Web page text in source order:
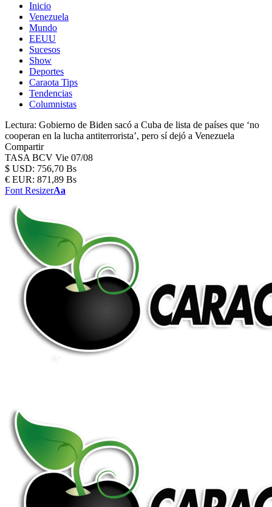
Inicio
Venezuela
Mundo
EEUU
Sucesos
Show
Deportes
Caraota Tips
Tendencias
Columnistas
Lectura: Gobierno de Biden sacó a Cuba de lista de países que ‘no
cooperan en la lucha antiterrorista’, pero sí dejó a Venezuela
Compartir
TASA BCV Vie 07/08
$ USD: 756,70 Bs
€ EUR: 871,89 Bs
Font ResizerAa